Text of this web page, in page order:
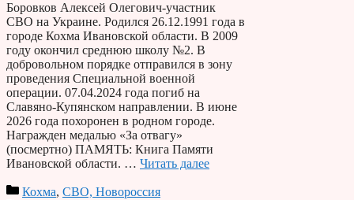
Боровков Алексей Олегович-участник
СВО на Украине. Родился 26.12.1991 года в
городе Кохма Ивановской области. В 2009
году окончил среднюю школу №2. В
добровольном порядке отправился в зону
проведения Специальной военной
операции. 07.04.2024 года погиб на
Славяно-Купянском направлении. В июне
2026 года похоронен в родном городе.
Награжден медалью «За отвагу»
(посмертно) ПАМЯТЬ: Книга Памяти
Ивановской области. … Читать далее
Кохма, СВО, Новороссия